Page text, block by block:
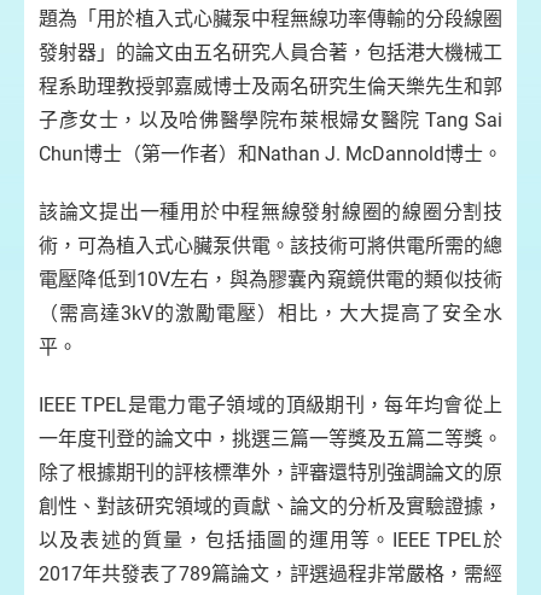
題為「用於植入式心臟泵中程無線功率傳輸的分段線圈
發射器」的論文由五名研究人員合著，包括港大機械工
程系助理教授郭嘉威博士及兩名研究生倫天樂先生和郭
子彥女士，以及哈佛醫學院布萊根婦女醫院 Tang Sai
Chun博士（第一作者）和Nathan J. McDannold博士。
該論文提出一種用於中程無線發射線圈的線圈分割技
術，可為植入式心臟泵供電。該技術可將供電所需的總
電壓降低到10V左右，與為膠囊內窺鏡供電的類似技術
（需高達3kV的激勵電壓）相比，大大提高了安全水
平。
IEEE TPEL是電力電子領域的頂級期刊，每年均會從上
一年度刊登的論文中，挑選三篇一等獎及五篇二等獎。
除了根據期刊的評核標準外，評審還特別強調論文的原
創性、對該研究領域的貢獻、論文的分析及實驗證據，
以及表述的質量，包括插圖的運用等。IEEE TPEL於
2017年共發表了789篇論文，評選過程非常嚴格，需經